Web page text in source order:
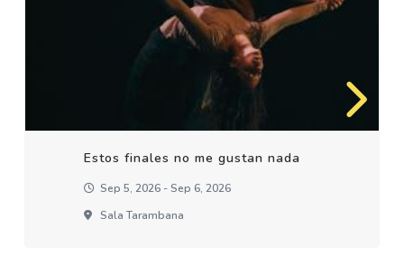
Estos finales no me gustan nada
Sep 5, 2026 - Sep 6, 2026
Sala Tarambana